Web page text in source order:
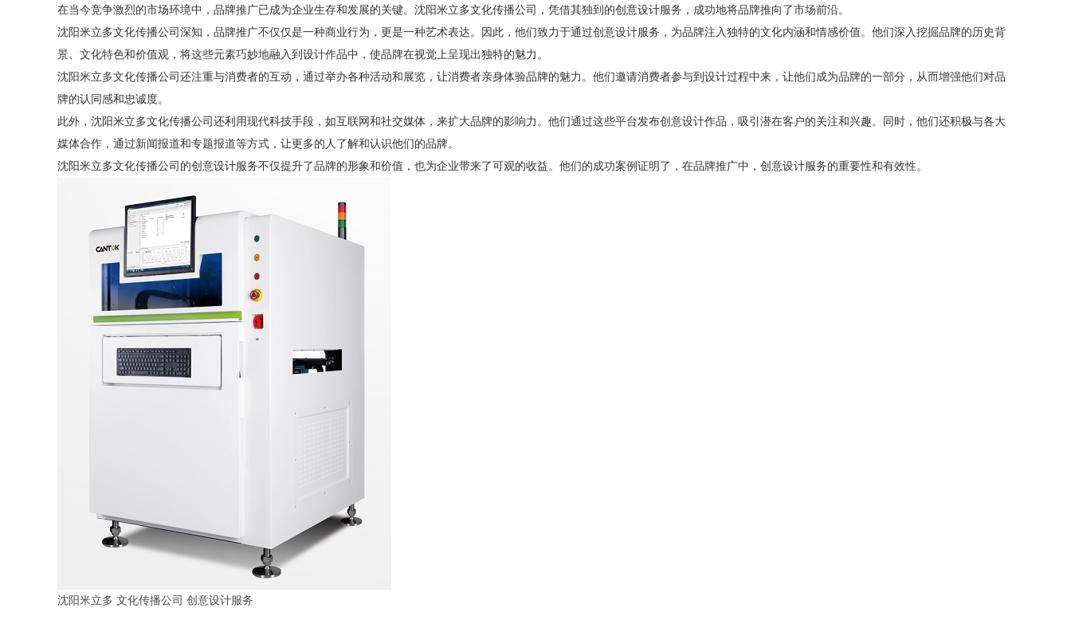
在当今竞争激烈的市场环境中，品牌推广已成为企业生存和发展的关键。沈阳米立多文化传播公司，凭借其独到的创意设计服务，成功地将品牌推向了市场前沿。
沈阳米立多文化传播公司深知，品牌推广不仅仅是一种商业行为，更是一种艺术表达。因此，他们致力于通过创意设计服务，为品牌注入独特的文化内涵和情感价值。他们深入挖掘品牌的历史背
景、文化特色和价值观，将这些元素巧妙地融入到设计作品中，使品牌在视觉上呈现出独特的魅力。
沈阳米立多文化传播公司还注重与消费者的互动，通过举办各种活动和展览，让消费者亲身体验品牌的魅力。他们邀请消费者参与到设计过程中来，让他们成为品牌的一部分，从而增强他们对品
牌的认同感和忠诚度。
此外，沈阳米立多文化传播公司还利用现代科技手段，如互联网和社交媒体，来扩大品牌的影响力。他们通过这些平台发布创意设计作品，吸引潜在客户的关注和兴趣。同时，他们还积极与各大
媒体合作，通过新闻报道和专题报道等方式，让更多的人了解和认识他们的品牌。
沈阳米立多文化传播公司的创意设计服务不仅提升了品牌的形象和价值，也为企业带来了可观的收益。他们的成功案例证明了，在品牌推广中，创意设计服务的重要性和有效性。
沈阳米立多 文化传播公司 创意设计服务